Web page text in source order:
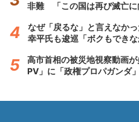
非難 「この国は再び滅亡に
なぜ「戻るな」と言えなか
幸平氏も逡巡「ボクもできな
高市首相の被災地視察動画
PV」に「政権プロパガンダ